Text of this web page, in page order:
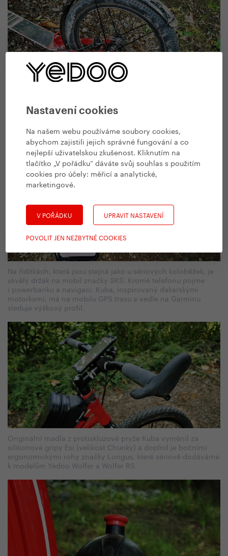
Nastavení cookies
Na našem webu používáme soubory cookies,
abychom zajistili jejich správné fungování a co
nejlepší uživatelskou zkušenost. Kliknutím na
tlačítko „V pořádku“ dáváte svůj souhlas s použitím
cookies pro účely: měřicí a analytické,
marketingové.
V POŘÁDKU UPRAVIT NASTAVENÍ
POVOLIT JEN NEZBYTNÉ COOKIES
Disc, který je cca o 6 mm širší než ten přední, a lépe zvládá
přívaly bahna. Trochu ho ale zkrátil, aby v terénu tolik
uchycení opatřený vyztužovacím plíškem, který ho drží na
místě i při neutuchajících vibracích krosové jízdy.
Na řídítkách, která jsou stejná jako u sériových koloběžek, je
skvělý držák na mobil značky SKS. Kromě telefonu pojme
i powerbanku a navigaci. Kuba, inspirovaný dakarskými
motorkami, má na mobilu GPS trasu a vedle na Garminu
sleduje výškový profil.
Originální madla z protiskluzové pryže Kuba vyměnil za
silikonové gripy Esi (velikost Chunky) a doplnil je bočními
ergonomickými rohy značky Longus, které sériově dodáváme
k modelům Yedoo Wolfer a Wolfer RS.